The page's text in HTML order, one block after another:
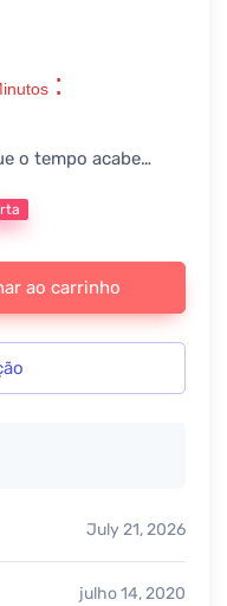
:
o tempo acabe…
v7.0.2 quantidade
ao carrinho
July 21, 2026
julho 14, 2020